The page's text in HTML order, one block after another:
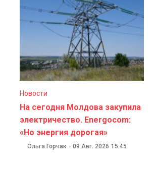
Новости
На сегодня Молдова закупила
электричество. Energocom:
«Но энергия дорогая»
Ольга Горчак - 09 Авг. 2026 15:45